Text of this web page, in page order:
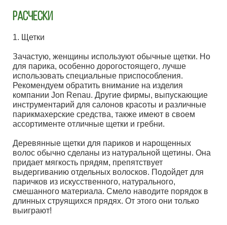
РАСЧЕСКИ
1. Щетки
Зачастую, женщины используют обычные щетки. Но
для парика, особенно дорогостоящего, лучше
использовать специальные приспособления.
Рекомендуем обратить внимание на изделия
компании Jon Renau. Другие фирмы, выпускающие
инструментарий для салонов красоты и различные
парикмахерские средства, также имеют в своем
ассортименте отличные щетки и гребни.
Деревянные щетки для париков и нарощенных
волос обычно сделаны из натуральной щетины. Она
придает мягкость прядям, препятствует
выдергиванию отдельных волосков. Подойдет для
паричков из искусственного, натурального,
смешанного материала. Смело наводите порядок в
длинных струящихся прядях. От этого они только
выиграют!